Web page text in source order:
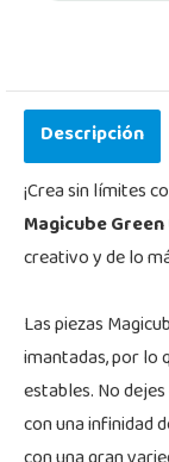
Descripción
¡Crea sin límites
Magicube
creativo y de lo
Las piezas
imantadas, por lo
estables. No
con una infinidad